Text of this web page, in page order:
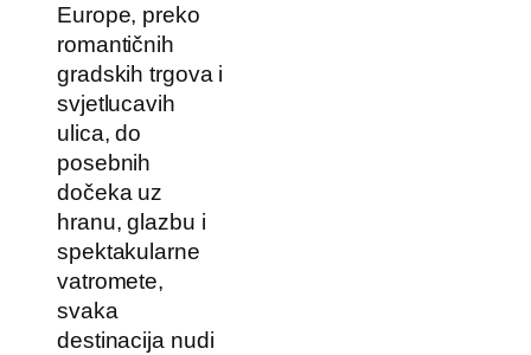
Europe, preko
romantičnih
gradskih trgova i
svjetlucavih
ulica, do
posebnih
dočeka uz
hranu, glazbu i
spektakularne
vatromete,
svaka
destinacija nudi